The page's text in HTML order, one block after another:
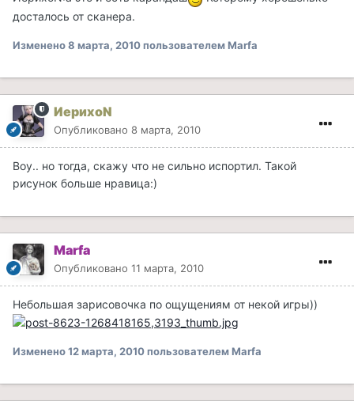
досталось от сканера.
Изменено8 марта, 2010пользователем Marfa
ИерихоN
Опубликовано 8 марта, 2010
Воу.. но тогда, скажу что не сильно испортил. Такой
рисунок больше нравица:)
Marfa
Опубликовано 11 марта, 2010
Небольшая зарисовочка по ощущениям от некой игры))
Изменено12 марта, 2010пользователем Marfa